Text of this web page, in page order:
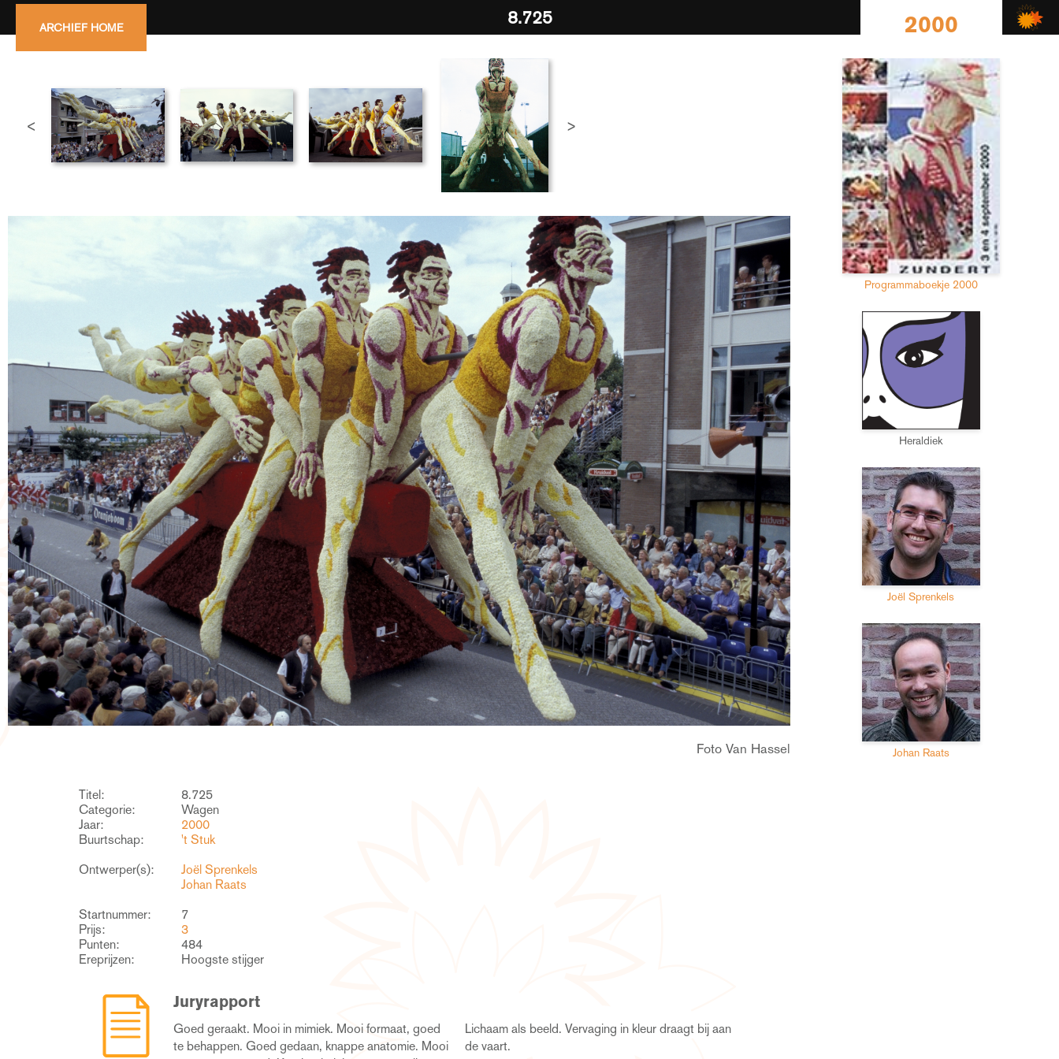
ARCHIEF HOME 8.725 2000
< >
Foto Van Hassel
Titel:
8.725
Categorie:
Wagen
Jaar:
2000
Buurtschap:
't Stuk
Ontwerper(s):
Joël Sprenkels
Johan Raats
Startnummer:
7
Prijs:
3
Punten:
484
Ereprijzen:
Hoogste stijger
Juryrapport
Goed geraakt. Mooi in mimiek. Mooi formaat, goed
te behappen. Goed gedaan, knappe anatomie. Mooi
Lichaam als beeld. Vervaging in kleur draagt bij aan
de vaart.
Programmaboekje 2000
Heraldiek
Joël Sprenkels
Johan Raats